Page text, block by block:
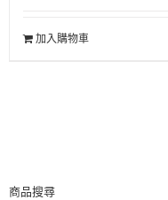
加入購物車
商品搜尋